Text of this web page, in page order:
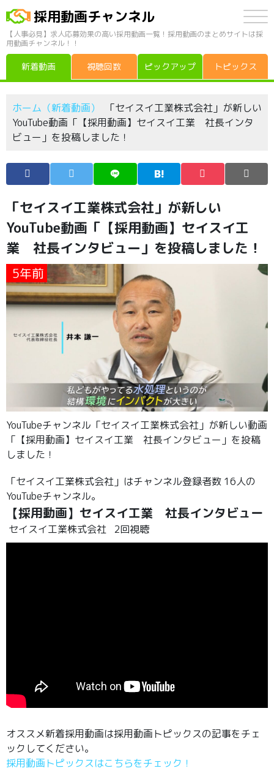
採用動画チャンネル
【人事必見】求人応募効果の高い採用動画一覧！採用動画のまとめサイトは採
用動画チャンネル！！
新着動画 視聴回数 ピックアップ トピックス
ホーム（新着動画）
「セイスイ工業株式会社」が新しい
YouTube動画「【採用動画】セイスイ工業 社長インタ
ビュー」を投稿しました！
「セイスイ工業株式会社」が新しい
YouTube動画「【採用動画】セイスイ工
業 社長インタビュー」を投稿しました！
5年前
YouTubeチャンネル「セイスイ工業株式会社」が新しい動画
「【採用動画】セイスイ工業 社長インタビュー」を投稿
しました！
「セイスイ工業株式会社」はチャンネル登録者数 16人の
YouTubeチャンネル。
【採用動画】セイスイ工業 社長インタビュー
セイスイ工業株式会社 2回視聴
オススメ新着採用動画は採用動画トピックスの記事をチェ
ックしてください。
採用動画トピックスはこちらをチェック！